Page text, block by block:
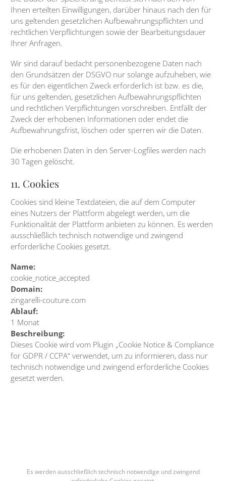
Ihnen erteilten Einwilligungen, darüber hinaus nach den für
uns geltenden gesetzlichen Aufbewahrungspflichten und
rechtlichen Verpflichtungen sowie der Bearbeitungsdauer
Ihrer Anfragen.
Wir sind darauf bedacht personenbezogene Daten nach
den Grundsätzen der DSGVO nur solange aufzuheben, wie
es für den eigentlichen Zweck erforderlich ist bzw. es die,
für uns geltenden, gesetzlichen Aufbewahrungspflichten
und rechtlichen Verpflichtungen vorschreiben. Entfällt der
Zweck der erhobenen Informationen oder endet die
Aufbewahrungsfrist, löschen oder sperren wir die Daten.
Die erhobenen Daten in den Server-Logfiles werden nach
30 Tagen gelöscht.
11. Cookies
Cookies sind kleine Textdateien, die auf dem Computer
eines Nutzers der Plattform abgelegt werden, um die
Funktionalität der Plattform anbieten zu können. Es werden
ausschließlich technisch notwendige und zwingend
erforderliche Cookies gesetzt.
Name:
cookie_notice_accepted
Domain:
zingarelli-couture.com
Ablauf:
1 Monat
Beschreibung:
Dieses Cookie wird vom Plugin „Cookie Notice & Compliance
for GDPR / CCPA“ verwendet, um zu informieren, dass nur
technisch notwendige und zwingend erforderliche Cookies
gesetzt werden.
Es werden ausschließlich technisch notwendige und zwingend